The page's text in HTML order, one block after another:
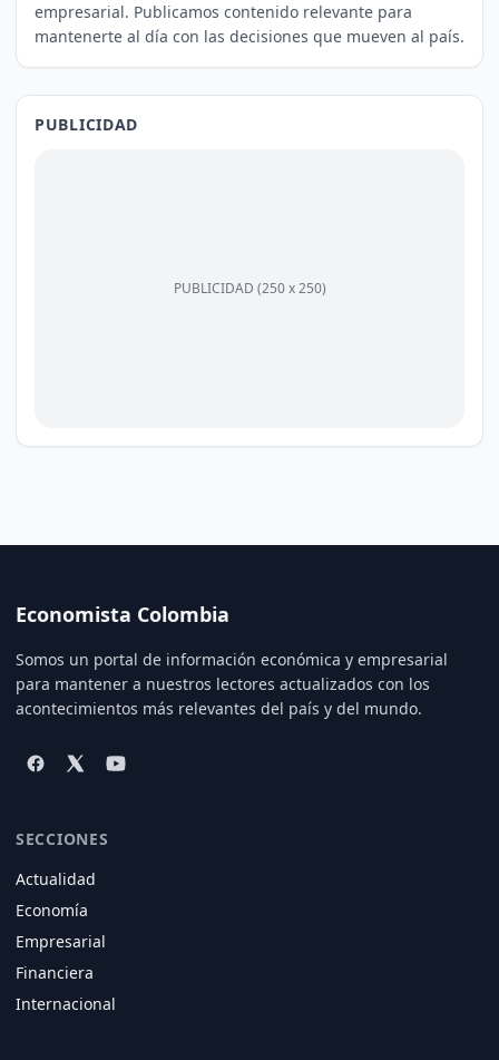
empresarial. Publicamos contenido relevante para
mantenerte al día con las decisiones que mueven al país.
PUBLICIDAD
PUBLICIDAD (250 x 250)
Economista Colombia
Somos un portal de información económica y empresarial
para mantener a nuestros lectores actualizados con los
acontecimientos más relevantes del país y del mundo.
SECCIONES
Actualidad
Economía
Empresarial
Financiera
Internacional